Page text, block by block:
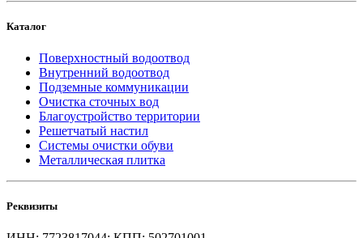
Каталог
Поверхностный водоотвод
Внутренний водоотвод
Подземные коммуникации
Очистка сточных вод
Благоустройство территории
Решетчатый настил
Системы очистки обуви
Металлическая плитка
Реквизиты